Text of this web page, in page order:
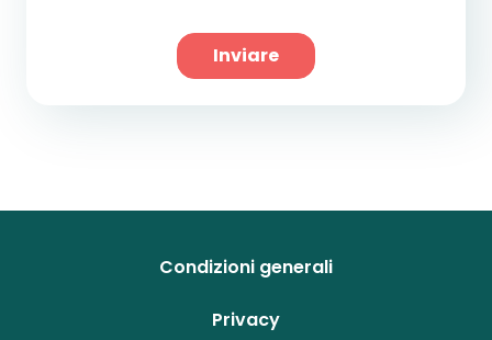
Inviare
Condizioni generali
Privacy